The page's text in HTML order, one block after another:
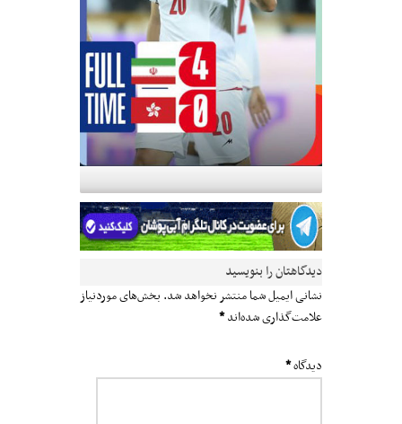
دیدگاهتان را بنویسید
نشانی ایمیل شما منتشر نخواهد شد. بخش‌های موردنیاز
علامت‌گذاری شده‌اند*
دیدگاه*